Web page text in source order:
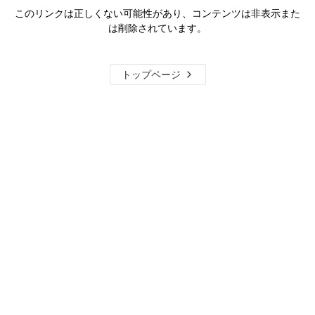
このリンクは正しくない可能性があり、コンテンツは非表示また
は削除されています。
トップページ